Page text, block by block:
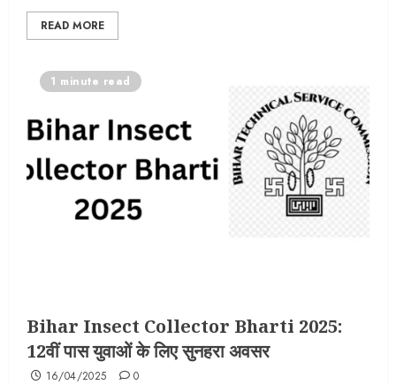
READ MORE
1 minute read
Bihar Insect Collector Bharti 2025:
12वीं पास युवाओं के लिए सुनहरा अवसर
16/04/2025 0